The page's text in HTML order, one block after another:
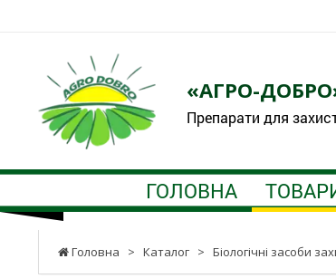
«АГРО-
Препарати для
ГОЛОВНА
Головна > Каталог > Біологічні засоби